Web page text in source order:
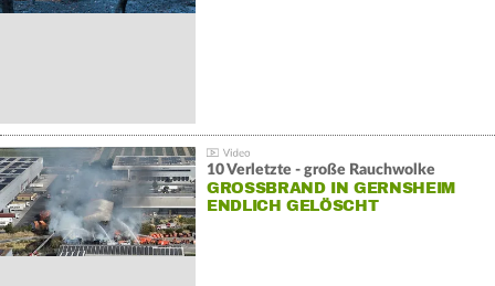
10 Verletzte - große Rauchwolke
GROSSBRAND IN GERNSHEIM E
NDLICH GELÖSCHT